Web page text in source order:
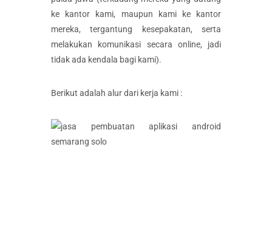
ke kantor kami, maupun kami ke kantor
mereka, tergantung kesepakatan, serta
melakukan komunikasi secara online, jadi
tidak ada kendala bagi kami).
Berikut adalah alur dari kerja kami :